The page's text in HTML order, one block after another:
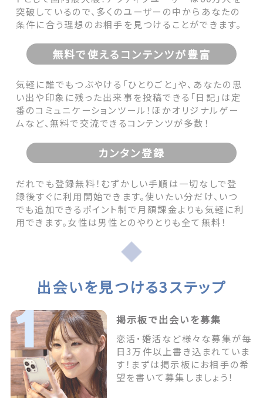
突破しているので、多くのユーザーの中からあなたの
条件に合う理想のお相手を見つけることができます。
無料で使えるコンテンツが豊富
気軽に誰でもつぶやける「ひとりごと」や、あなたの思
い出や印象に残った出来事を投稿できる「日記」は定
番のコミュニケーションツール！ほかオリジナルゲー
ムなど、無料で交流できるコンテンツが多数！
カンタン登録
だれでも登録無料！むずかしい手順は一切なしで登
録後すぐに利用開始できます。使いたい分だけ、いつ
でも追加できるポイント制で月額課金よりも気軽に利
用できます。女性は男性とのやりとりも全て無料！
出会いを見つける3ステップ
掲示板で出会いを募集
恋活・婚活など様々な募集が毎
日3万件以上書き込まれていま
す！まずは掲示板にお相手の希
望を書いて募集しましょう！